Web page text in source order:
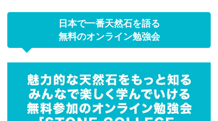
日本で一番天然石を語る
無料のオンライン勉強会